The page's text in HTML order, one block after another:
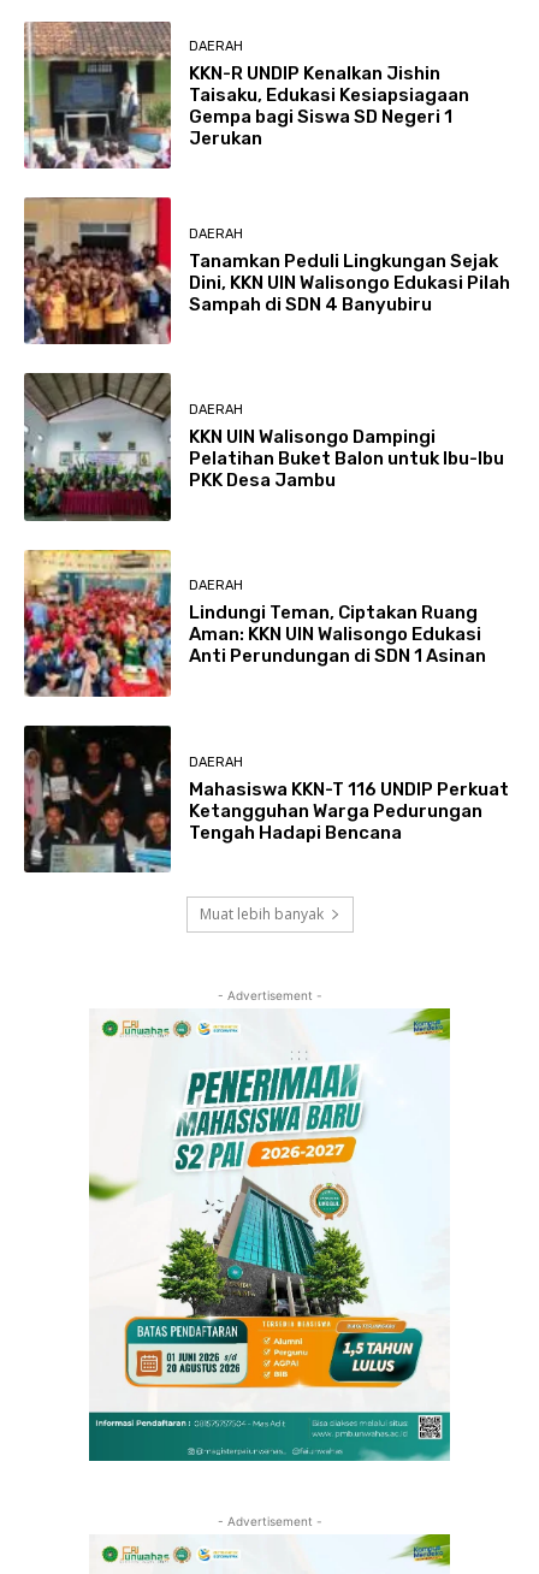
DAERAH
KKN-R UNDIP Kenalkan Jishin
Taisaku, Edukasi Kesiapsiagaan
Gempa bagi Siswa SD Negeri 1
Jerukan
DAERAH
Tanamkan Peduli Lingkungan Sejak
Dini, KKN UIN Walisongo Edukasi Pilah
Sampah di SDN 4 Banyubiru
DAERAH
KKN UIN Walisongo Dampingi
Pelatihan Buket Balon untuk Ibu-Ibu
PKK Desa Jambu
DAERAH
Lindungi Teman, Ciptakan Ruang
Aman: KKN UIN Walisongo Edukasi
Anti Perundungan di SDN 1 Asinan
DAERAH
Mahasiswa KKN-T 116 UNDIP Perkuat
Ketangguhan Warga Pedurungan
Tengah Hadapi Bencana
Muat lebih banyak
- Advertisement -
- Advertisement -